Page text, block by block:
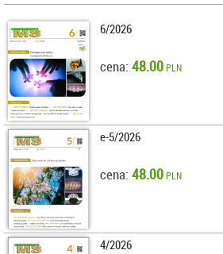
6/2026
cena: 48.00PLN
e-5/2026
cena: 48.00PLN
4/2026